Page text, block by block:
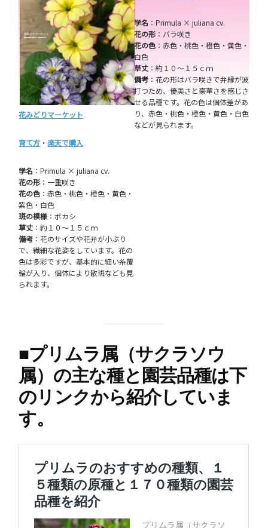
花みどりマーケット
育て方 ・楽天で購入
学名 ：Primula × juliana cv.
花の形 ：一重咲き
花の色 ：赤色・桃色・橙色・黄色・
紫色・白色
斑の模様 ：ボカシ
草丈 ：約１０～１５ｃｍ
備考 ：花のサイズや花弁が小ぶり
で、繊細な花姿をしています。花の
色は多彩ですが、基本的に細い糸覆
輪が入り、個体により散斑なども見
られます。
学名 ：Primula × juliana cv.
花の形 ：バラ咲き
花の色 ：赤色・桃色・橙色・黄色・
白色
草丈 ：約１０～１５ｃｍ
備考 ：花の形はバラ咲きで弁縁が波
打つため、優美さと豪華さを感じさ
せる品種です。花の色は個体差があ
り、赤色・桃色・橙色・黄色・白色
などが見られます。
■プリムラ属（サクラソウ
属）の主な種と園芸品種は下
のリンクから紹介していま
す。